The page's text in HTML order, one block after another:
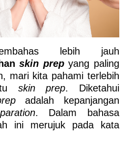
lebih jauh
skin prep yang paling
mari kita pahami terlebih
skin prep. Diketahui
adalah kepanjangan
. Dalam bahasa
ini merujuk pada kata